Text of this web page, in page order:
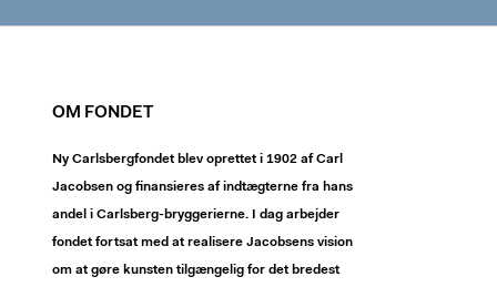
OM FONDET
Ny Carlsbergfondet blev oprettet i 1902 af Carl
Jacobsen og finansieres af indtægterne fra hans
andel i Carlsberg-bryggerierne. I dag arbejder
fondet fortsat med at realisere Jacobsens vision
om at gøre kunsten tilgængelig for det bredest